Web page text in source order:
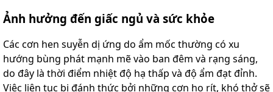
Ảnh hưởng đến giấc ngủ và sức khỏe
Các cơn hen suyễn dị ứng do ẩm mốc thường có xu
hướng bùng phát mạnh mẽ vào ban đêm và rạng sáng,
do đây là thời điểm nhiệt độ hạ thấp và độ ẩm đạt đỉnh.
Việc liên tục bị đánh thức bởi những cơn ho rít, khó thở sẽ